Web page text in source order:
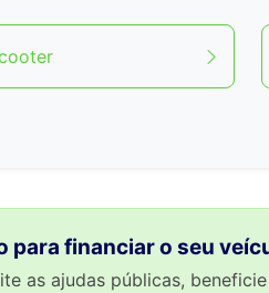
para financiar o seu
as ajudas públicas,